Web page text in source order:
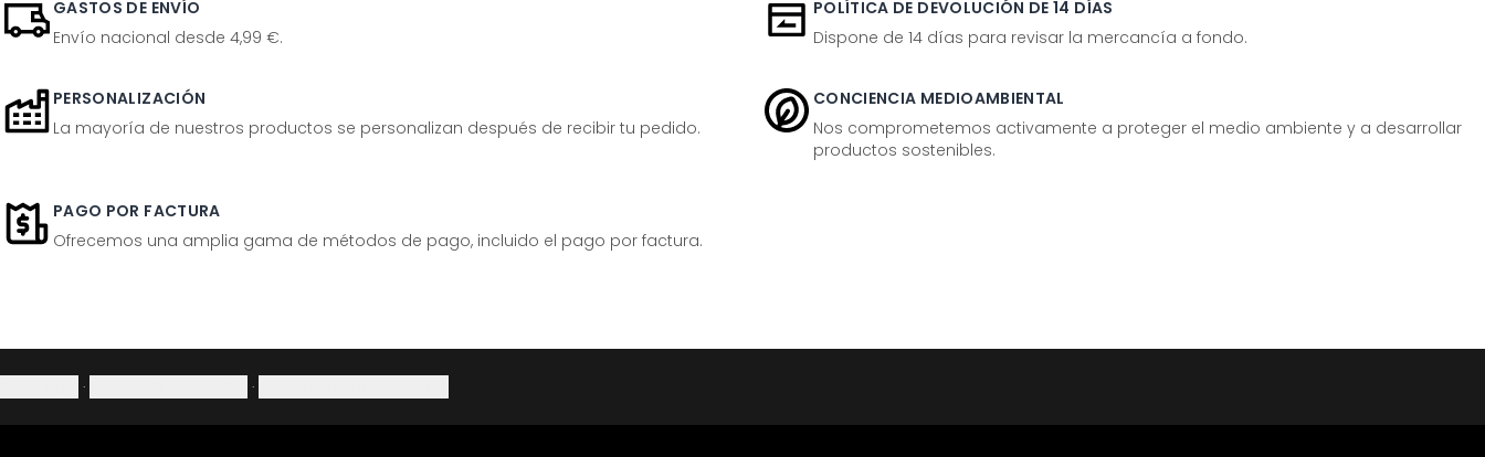
GASTOS DE ENVÍO
Envío nacional desde 4,99 €.
POLÍTICA DE DEVOLUCIÓN DE 14 DÍAS
Dispone de 14 días para revisar la mercancía a fondo.
PERSONALIZACIÓN
La mayoría de nuestros productos se personalizan después de recibir tu pedido.
CONCIENCIA MEDIOAMBIENTAL
Nos comprometemos activamente a proteger el medio ambiente y a desarrollar
productos sostenibles.
PAGO POR FACTURA
Ofrecemos una amplia gama de métodos de pago, incluido el pago por factura.
· ·